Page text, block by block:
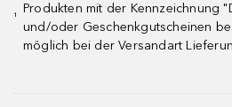
¹
Produkten mit der Kennzeichnung
und/oder Geschenkgutscheinen
möglich bei der Versandart